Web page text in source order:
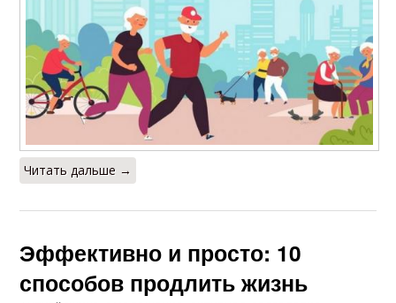
Читать дальше →
Эффективно и просто: 10
способов продлить жизнь